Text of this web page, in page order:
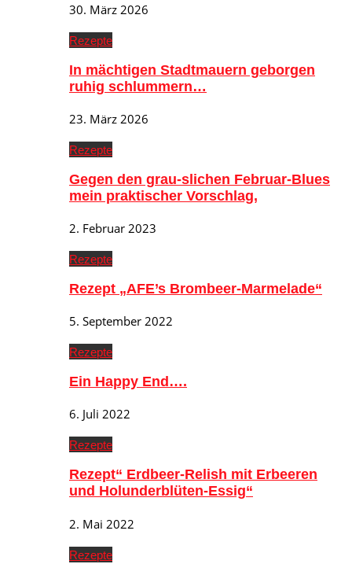
30. März 2026
Rezepte
In mächtigen Stadtmauern geborgen
ruhig schlummern…
23. März 2026
Rezepte
Gegen den grau-slichen Februar-Blues
mein praktischer Vorschlag,
2. Februar 2023
Rezepte
Rezept „AFE’s Brombeer-Marmelade“
5. September 2022
Rezepte
Ein Happy End….
6. Juli 2022
Rezepte
Rezept“ Erdbeer-Relish mit Erbeeren
und Holunderblüten-Essig“
2. Mai 2022
Rezepte